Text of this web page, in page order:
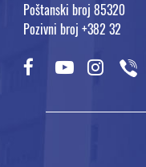
Poštanski broj 85320
Pozivni broj +382 32